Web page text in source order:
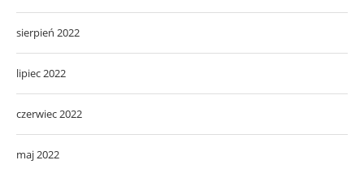
sierpień 2022
lipiec 2022
czerwiec 2022
maj 2022